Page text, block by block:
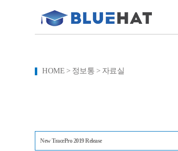
HOME > 정보통 > 자료실
New TracePro 2019 Release